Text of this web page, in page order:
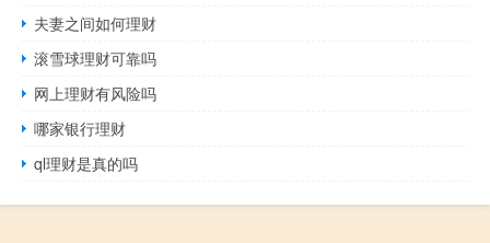
夫妻之间如何理财
滚雪球理财可靠吗
网上理财有风险吗
哪家银行理财
ql理财是真的吗